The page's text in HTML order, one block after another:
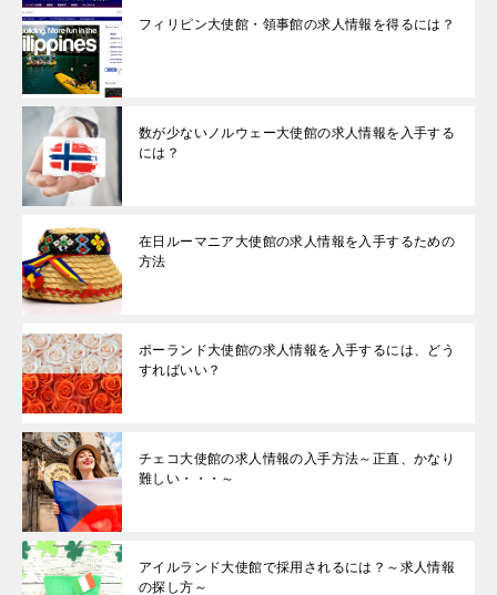
フィリピン大使館・領事館の求人情報を得るには？
数が少ないノルウェー大使館の求人情報を入手する
には？
在日ルーマニア大使館の求人情報を入手するための
方法
ポーランド大使館の求人情報を入手するには、どう
すればいい？
チェコ大使館の求人情報の入手方法～正直、かなり
難しい・・・～
アイルランド大使館で採用されるには？～求人情報
の探し方～